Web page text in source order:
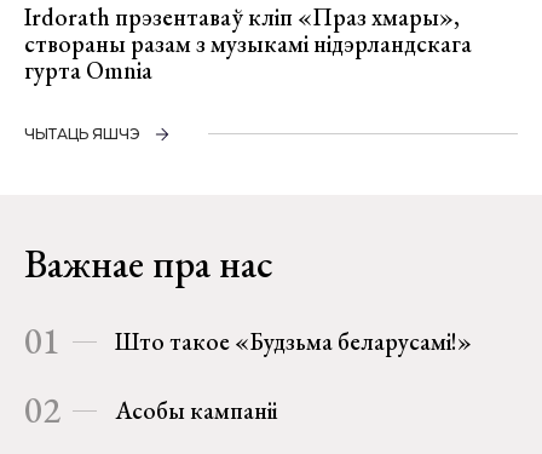
Irdorath прэзентаваў кліп «Праз хмары»,
створаны разам з музыкамі нідэрландскага
гурта Omnia
ЧЫТАЦЬ ЯШЧЭ
Важнае пра нас
01 Што такое «Будзьма беларусамі!»
02 Асобы кампаніі